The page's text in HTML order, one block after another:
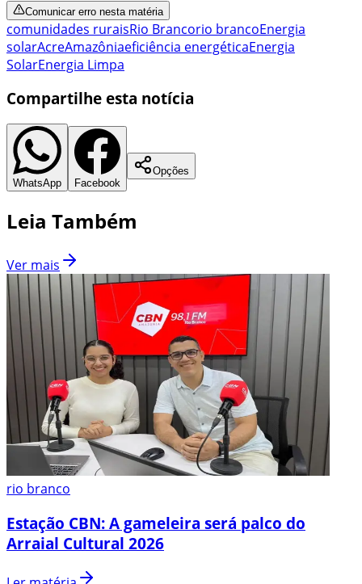
Comunicar erro nesta matéria
comunidades ruraisRio Brancorio brancoEnergia
solarAcreAmazôniaeficiência energéticaEnergia
SolarEnergia Limpa
Compartilhe esta notícia
WhatsApp Facebook
Opções
Leia Também
Ver mais
rio branco
Estação CBN: A gameleira será palco do
Arraial Cultural 2026